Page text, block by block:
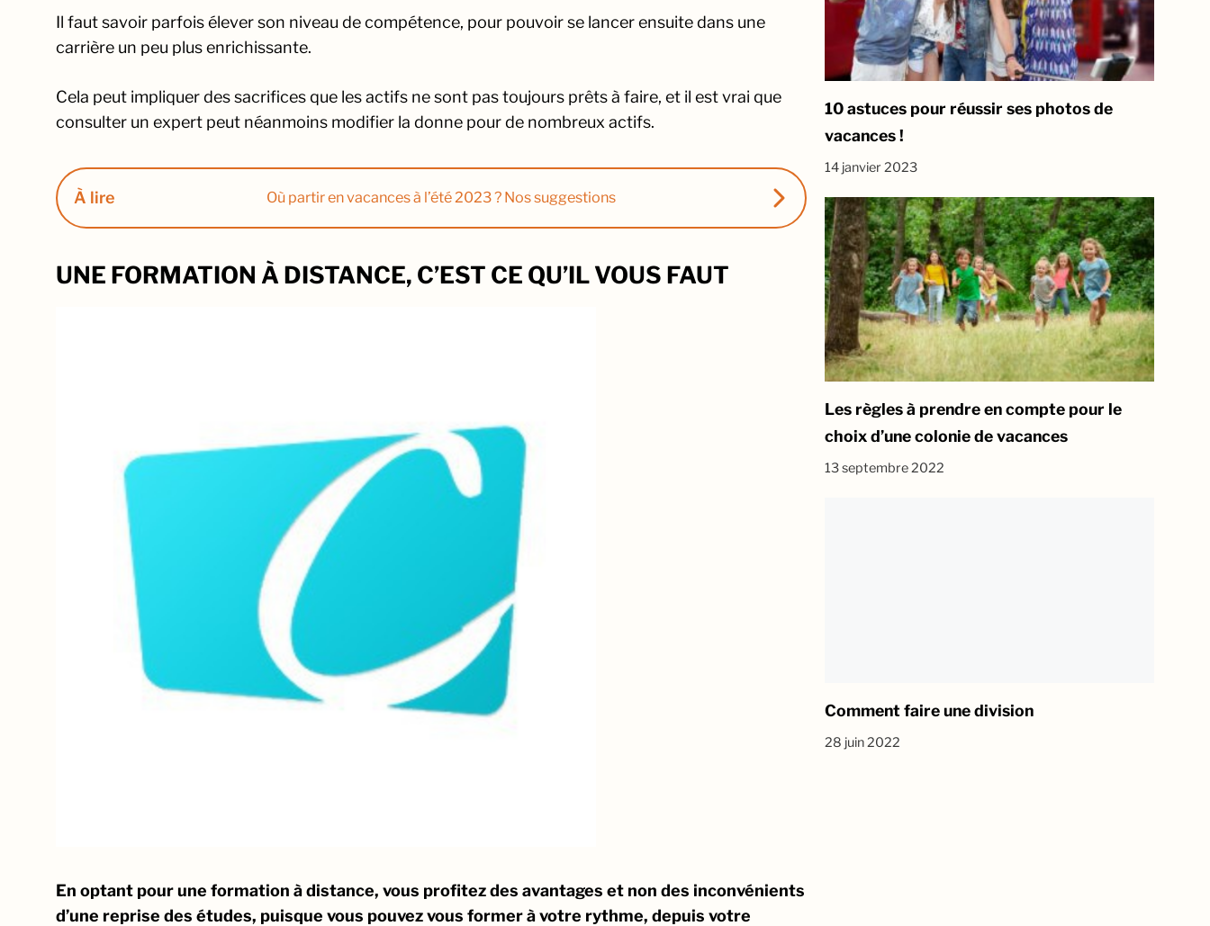
Il faut savoir parfois élever son niveau de compétence, pour pouvoir se lancer ensuite dans une
carrière un peu plus enrichissante.
Cela peut impliquer des sacrifices que les actifs ne sont pas toujours prêts à faire, et il est vrai que
consulter un expert peut néanmoins modifier la donne pour de nombreux actifs.
À lire Où partir en vacances à l’été 2023 ? Nos suggestions
UNE FORMATION À DISTANCE, C’EST CE QU’IL VOUS FAUT
En optant pour une formation à distance, vous profitez des avantages et non des inconvénients
d’une reprise des études, puisque vous pouvez vous former à votre rythme, depuis votre
10 astuces pour réussir ses photos de
vacances !
14 janvier 2023
Les règles à prendre en compte pour le
choix d’une colonie de vacances
13 septembre 2022
Comment faire une division
28 juin 2022